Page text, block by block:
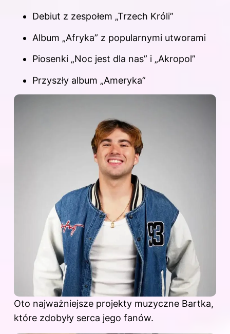
Debiut z zespołem „Trzech Króli”
Album „Afryka” z popularnymi utworami
Piosenki „Noc jest dla nas” i „Akropol”
Przyszły album „Ameryka”
Oto najważniejsze projekty muzyczne Bartka,
które zdobyły serca jego fanów.